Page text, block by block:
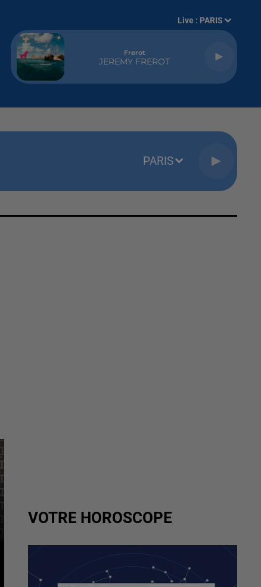
Live : PARIS
Frerot
JEREMY FREROT
PARIS
VOTRE HOROSCOPE